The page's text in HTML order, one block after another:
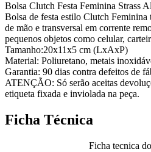
Bolsa Clutch Festa Feminina Strass
Bolsa de festa estilo Clutch Feminina
de mão e transversal em corrente
pequenos objetos como celular,
Tamanho:20x11x5 cm (LxAxP)
Material: Poliuretano, metais
Garantia: 90 dias contra defeitos de
ATENÇÃO: Só serão aceitas
etiqueta fixada e inviolada na peça.
Ficha Técnica
Ficha tecnica